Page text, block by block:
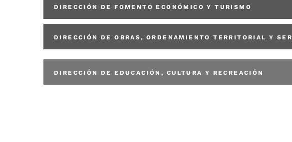
DIRECCIÓN DE FOMENTO ECONÓMICO Y TURISMO
DIRECCIÓN DE OBRAS, ORDENAMIENTO TERRITORIAL Y
DIRECCIÓN DE EDUCACIÓN, CULTURA Y RECREACIÓN